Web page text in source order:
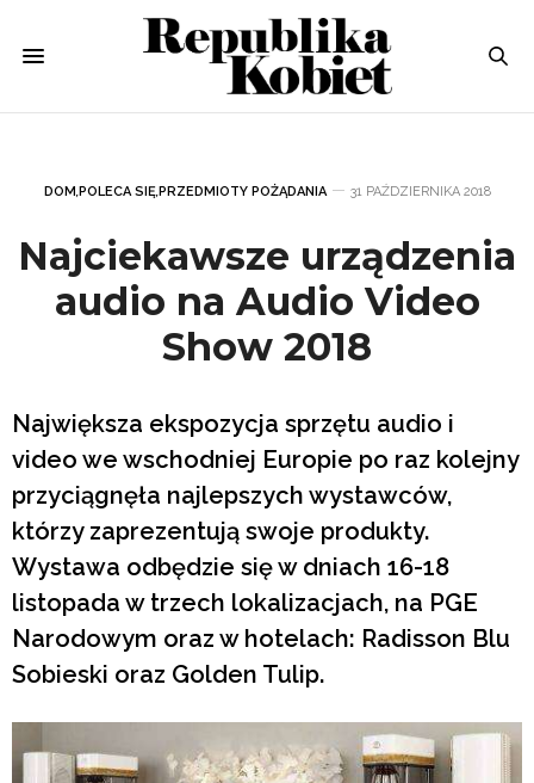
DOM,POLECA SIĘ,PRZEDMIOTY POŻĄDANIA 31 PAŹDZIERNIKA 2018
Najciekawsze urządzenia
audio na Audio Video
Show 2018
Największa ekspozycja sprzętu audio i
video we wschodniej Europie po raz kolejny
przyciągnęła najlepszych wystawców,
którzy zaprezentują swoje produkty.
Wystawa odbędzie się w dniach 16-18
listopada w trzech lokalizacjach, na PGE
Narodowym oraz w hotelach: Radisson Blu
Sobieski oraz Golden Tulip.